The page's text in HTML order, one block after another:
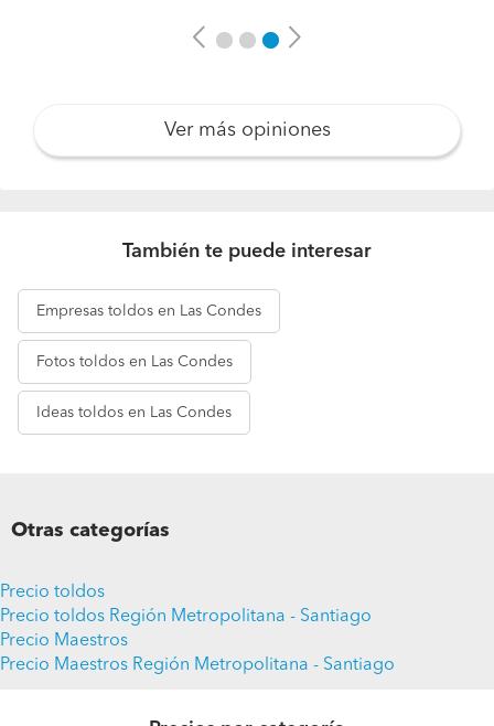
Previous Next
Ver más opiniones
También te puede interesar
Empresas toldos en Las Condes
Fotos toldos en Las Condes
Ideas toldos en Las Condes
Otras categorías
Precio toldos
Precio toldos Región Metropolitana - Santiago
Precio Maestros
Precio Maestros Región Metropolitana - Santiago